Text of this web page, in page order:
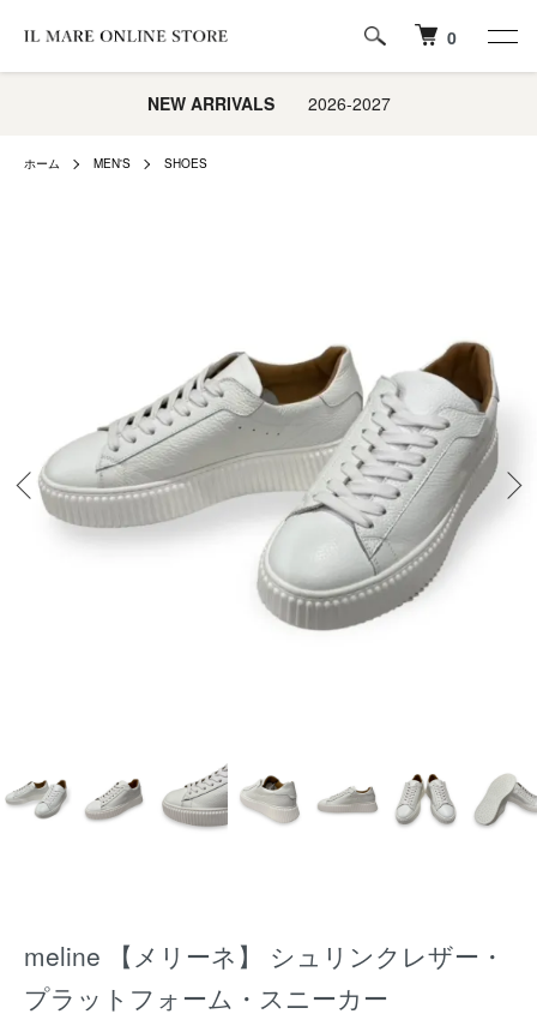
0
NEW ARRIVALS2026-2027
ホーム MEN'S SHOES
meline 【メリーネ】 シュリンクレザー・
プラットフォーム・スニーカー